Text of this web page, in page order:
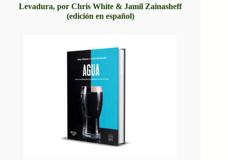
Levadura, por Chris White & Jamil Zainasheff
(edición en español)